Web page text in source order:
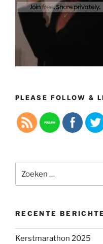
PLEASE FOLLOW &
naar:
RECENTE
Kerstmarathon 2025